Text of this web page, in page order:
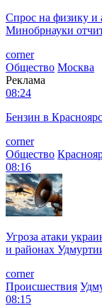
Спрос на физику и
Минобрнауки
corner
Общество Москва
Реклама
08:24
Бензин в
corner
Общество
08:16
Угроза атаки
и районах
corner
Происшествия
08:15